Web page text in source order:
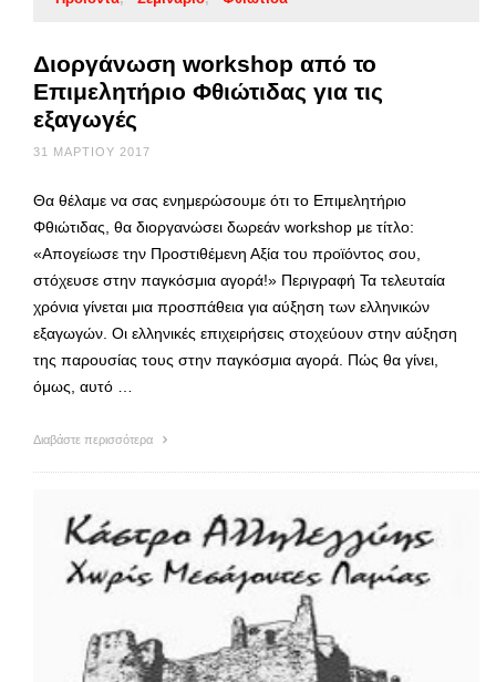
Διοργάνωση workshop από το
Επιμελητήριο Φθιώτιδας για τις
εξαγωγές
31 ΜΑΡΤΊΟΥ 2017
Θα θέλαμε να σας ενημερώσουμε ότι το Επιμελητήριο
Φθιώτιδας, θα διοργανώσει δωρεάν workshop με τίτλο:
«Απογείωσε την Προστιθέμενη Αξία του προϊόντος σου,
στόχευσε στην παγκόσμια αγορά!» Περιγραφή Τα τελευταία
χρόνια γίνεται μια προσπάθεια για αύξηση των ελληνικών
εξαγωγών. Οι ελληνικές επιχειρήσεις στοχεύουν στην αύξηση
της παρουσίας τους στην παγκόσμια αγορά. Πώς θα γίνει,
όμως, αυτό …
Διαβάστε περισσότερα